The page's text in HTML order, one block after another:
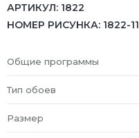
АРТИКУЛ: 1822
НОМЕР РИСУНКА: 1822-11
Общие программы
Тип обоев
Размер